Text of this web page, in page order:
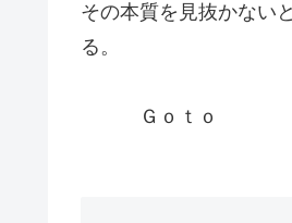
その本質を見抜かない
る。
Ｇｏｔｏ